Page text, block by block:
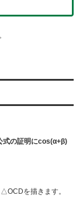
式の証明にcos(α+β)
を描きます。